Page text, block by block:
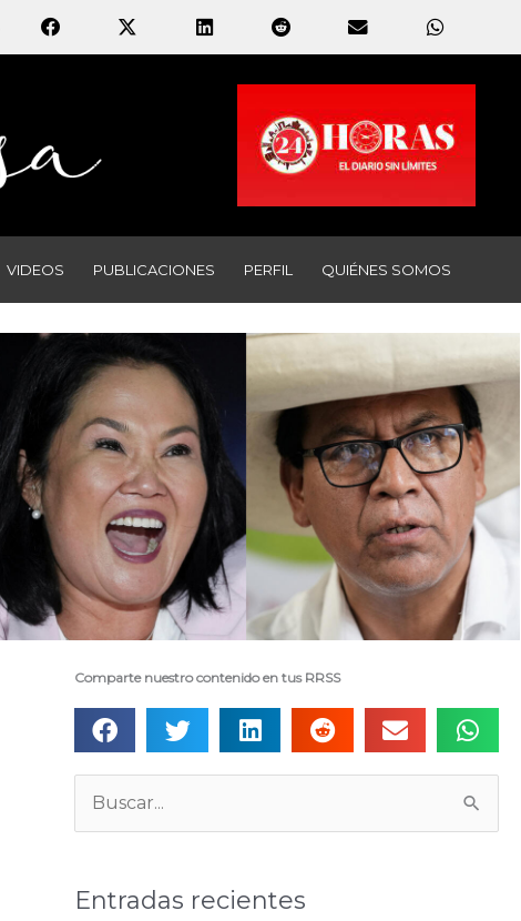
VIDEOS PUBLICACIONES PERFIL QUIÉNES SOMOS
Comparte nuestro contenido en tus RRSS
Buscar:
Entradas recientes